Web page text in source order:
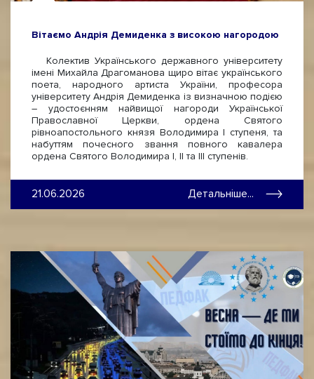
Вітаємо Андрія Демиденка з високою нагородою
Колектив Українського державного університету
імені Михайла Драгоманова щиро вітає українського
поета, народного артиста України, професора
університету Андрія Демиденка із визначною подією
– удостоєнням найвищої нагороди Української
Православної Церкви, ордена Святого
рівноапостольного князя Володимира І ступеня, та
набуттям почесного звання повного кавалера
ордена Святого Володимира І, ІІ та ІІІ ступенів.
21.06.2026 Детальніше...